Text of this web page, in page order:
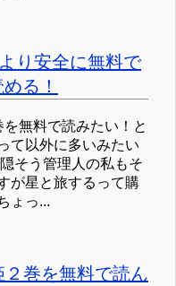
り安全に無料で
る！
無料で読みたい！と
て以外に多いみたい
そう管理人の私もそ
が星と旅するって購
ょっ...
巻を無料で読ん